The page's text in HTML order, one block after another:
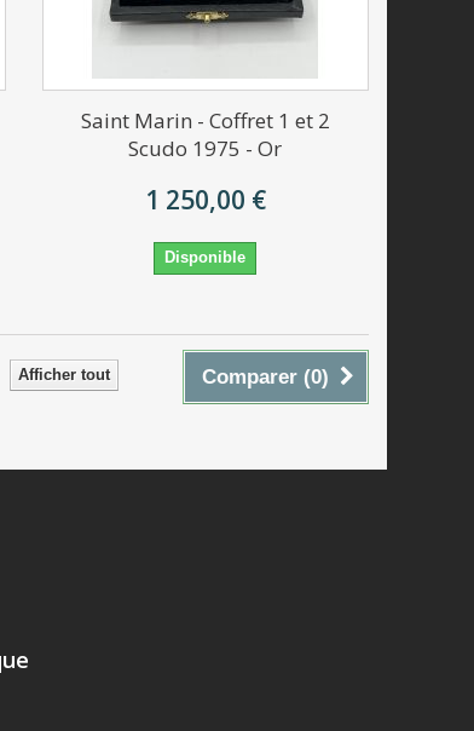
Saint Marin - Coffret 1 et 2
Scudo 1975 - Or
1 250,00 €
Disponible
Comparer (0)
Afficher tout